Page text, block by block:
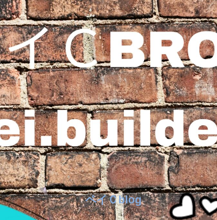
ペイＣblog